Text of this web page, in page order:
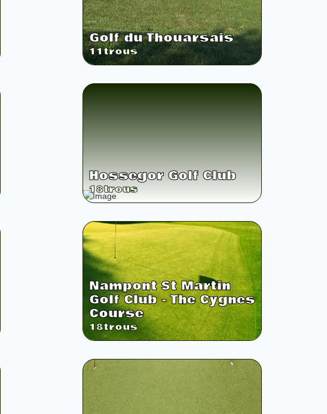
Golf du Thouarsais
11trous
Hossegor Golf Club
18trous
Nampont St Martin
Golf Club - The Cygnes
Course
18trous